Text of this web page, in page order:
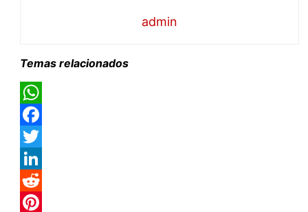
admin
Temas relacionados
WhatsApp
Facebook
Twitter
LinkedIn
Reddit